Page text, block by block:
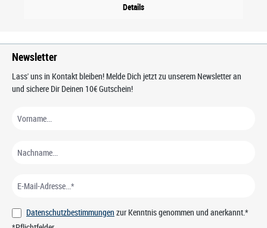
Details
Newsletter
Lass' uns in Kontakt bleiben! Melde Dich jetzt zu unserem Newsletter an
und sichere Dir Deinen 10€ Gutschein!
Datenschutzbestimmungen zur Kenntnis genommen und anerkannt.*